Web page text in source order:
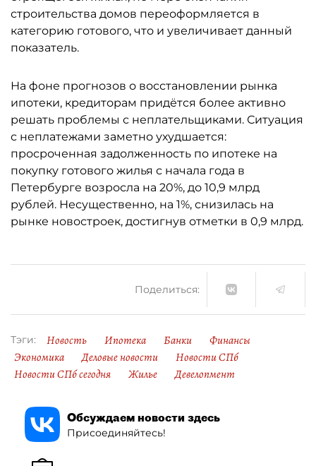
строительства домов переоформляется в
категорию готового, что и увеличивает данный
показатель.
На фоне прогнозов о восстановлении рынка
ипотеки, кредиторам придётся более активно
решать проблемы с неплательщиками. Ситуация
с неплатежами заметно ухудшается:
просроченная задолженность по ипотеке на
покупку готового жилья с начала года в
Петербурге возросла на 20%, до 10,9 млрд
рублей. Несущественно, на 1%, снизилась на
рынке новостроек, достигнув отметки в 0,9 млрд.
Поделиться:
Тэги: Новость Ипотека Банки
Финансы
Экономика
Деловые новости
Новости СПб
Новости СПб сегодня
Жилье Девелопмент
Обсуждаем новости здесь
Присоединяйтесь!